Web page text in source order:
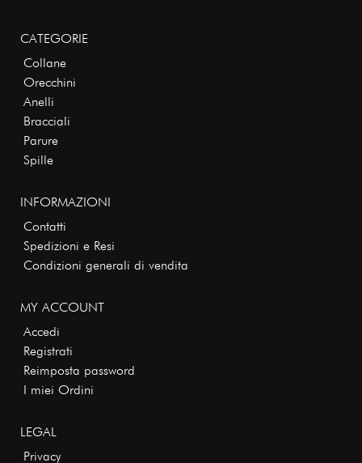
CATEGORIE
Collane
Orecchini
Anelli
Bracciali
Parure
Spille
INFORMAZIONI
Contatti
Spedizioni e Resi
Condizioni generali di vendita
MY ACCOUNT
Accedi
Registrati
Reimposta password
I miei Ordini
LEGAL
Privacy